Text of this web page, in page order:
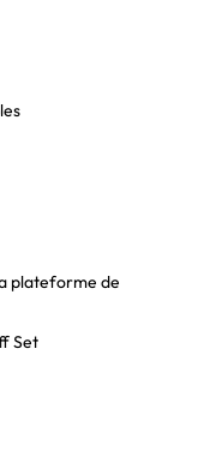
plateforme de
Set